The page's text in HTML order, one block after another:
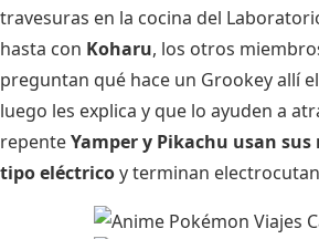
travesuras en la cocina del
hasta con Koharu, los otros
preguntan qué hace un Grookey allí
luego les explica y que lo ayuden a
repenteYamper y Pikachu usan
tipo eléctricoy terminan